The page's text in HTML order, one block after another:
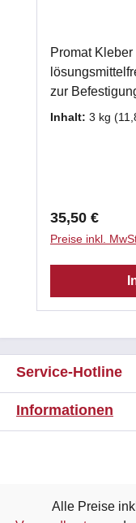
Promat
zur
und
Abbindezeit: 8 h Laut
benötigen Sie
Promasilplatte.
Inhalt: 3 kg
Regulärer
35,50 €
Preise inkl.
Service-Hotline
Informationen
Alle Preise